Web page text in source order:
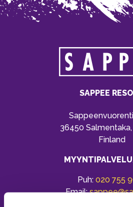
SAPPEE
36450
Finland
Puh: 020 755
Email: